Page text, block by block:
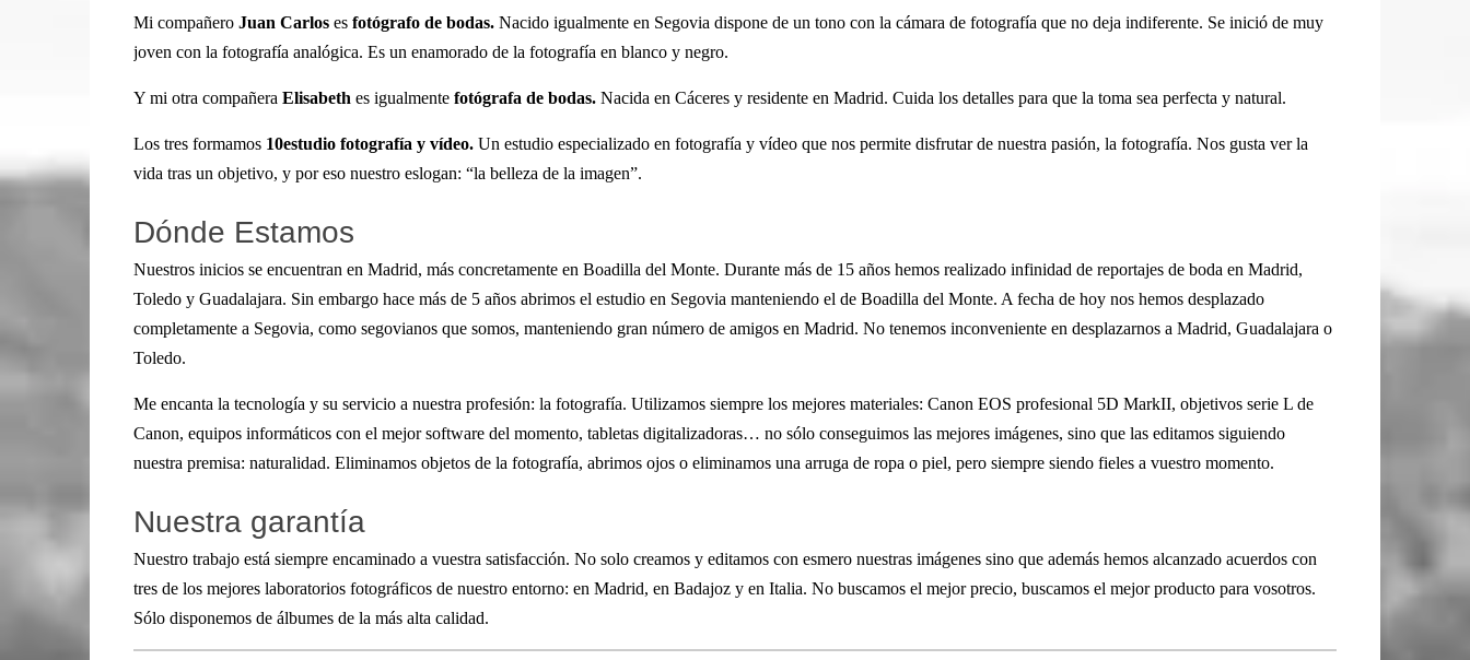
Mi compañero Juan Carlos es fotógrafo de bodas. Nacido igualmente en Segovia dispone de un tono con la cámara de fotografía que no deja indiferente. Se inició de muy
joven con la fotografía analógica. Es un enamorado de la fotografía en blanco y negro.
Y mi otra compañera Elisabeth es igualmente fotógrafa de bodas. Nacida en Cáceres y residente en Madrid. Cuida los detalles para que la toma sea perfecta y natural.
Los tres formamos 10estudio fotografía y vídeo. Un estudio especializado en fotografía y vídeo que nos permite disfrutar de nuestra pasión, la fotografía. Nos gusta ver la
vida tras un objetivo, y por eso nuestro eslogan: “la belleza de la imagen”.
Dónde Estamos
Nuestros inicios se encuentran en Madrid, más concretamente en Boadilla del Monte. Durante más de 15 años hemos realizado infinidad de reportajes de boda en Madrid,
Toledo y Guadalajara. Sin embargo hace más de 5 años abrimos el estudio en Segovia manteniendo el de Boadilla del Monte. A fecha de hoy nos hemos desplazado
completamente a Segovia, como segovianos que somos, manteniendo gran número de amigos en Madrid. No tenemos inconveniente en desplazarnos a Madrid, Guadalajara o
Toledo.
Me encanta la tecnología y su servicio a nuestra profesión: la fotografía. Utilizamos siempre los mejores materiales: Canon EOS profesional 5D MarkII, objetivos serie L de
Canon, equipos informáticos con el mejor software del momento, tabletas digitalizadoras… no sólo conseguimos las mejores imágenes, sino que las editamos siguiendo
nuestra premisa: naturalidad. Eliminamos objetos de la fotografía, abrimos ojos o eliminamos una arruga de ropa o piel, pero siempre siendo fieles a vuestro momento.
Nuestra garantía
Nuestro trabajo está siempre encaminado a vuestra satisfacción. No solo creamos y editamos con esmero nuestras imágenes sino que además hemos alcanzado acuerdos con
tres de los mejores laboratorios fotográficos de nuestro entorno: en Madrid, en Badajoz y en Italia. No buscamos el mejor precio, buscamos el mejor producto para vosotros.
Sólo disponemos de álbumes de la más alta calidad.